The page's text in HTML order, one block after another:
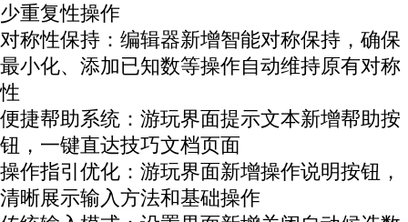
少重复性操作
对称性保持：编辑器新增智能对称保持，确保
最小化、添加已知数等操作自动维持原有对称
性
便捷帮助系统：游玩界面提示文本新增帮助按
钮，一键直达技巧文档页面
操作指引优化：游玩界面新增操作说明按钮，
清晰展示输入方法和基础操作